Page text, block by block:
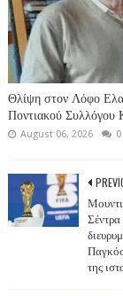
Θλίψη στον Λόφο
Ποντιακού Συλλόγου
August 06, 2026 0
Σέντρα
της